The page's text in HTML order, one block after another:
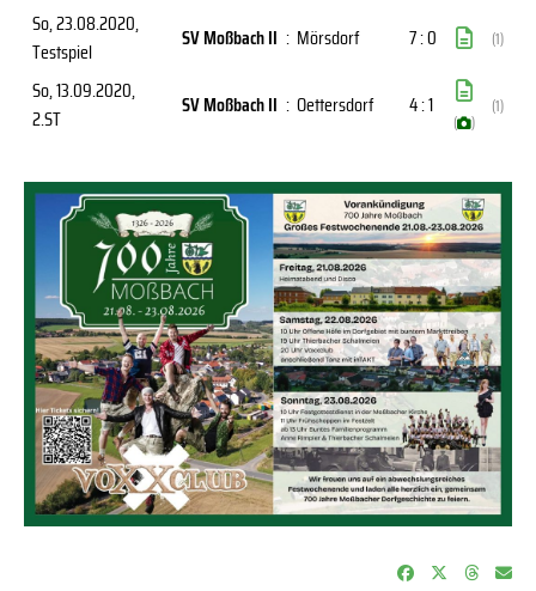
So, 23.08.2020,
Testspiel
SV Moßbach II : Mörsdorf 7 : 0 (1)
So, 13.09.2020,
2.ST
SV Moßbach II : Oettersdorf 4 : 1
( )
(1)